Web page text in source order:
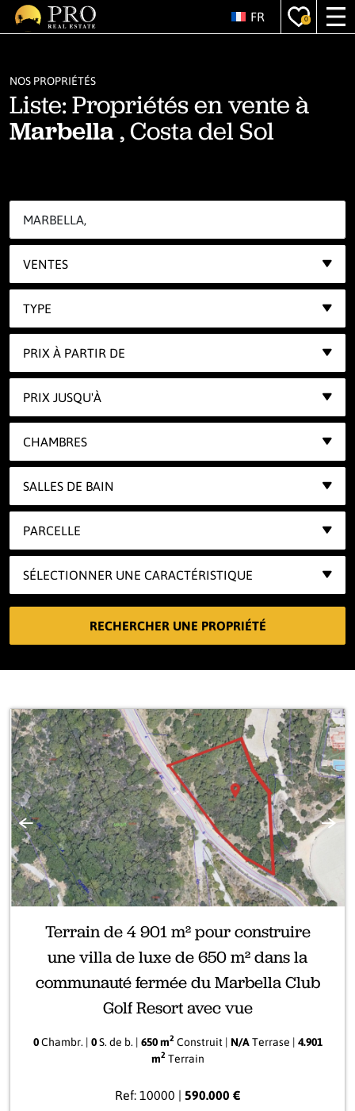
FR 0
NOS PROPRIÉTÉS
Liste: Propriétés en vente à
Marbella , Costa del Sol
VENTES
TYPE
PRIX À PARTIR DE
RECHERCHER UNE PROPRIÉTÉ
PRIX JUSQU'À
CHAMBRES
SALLES DE BAIN
PARCELLE
SÉLECTIONNER UNE CARACTÉRISTIQUE
Précédente
Terrain de 4 901 m² pour construire
une villa de luxe de 650 m² dans la
communauté fermée du Marbella Club
Golf Resort avec vue
0Chambr. | 0S. de b. | 650 m2Construit | N/ATerrase | 4.901
m2Terrain
Ref: 10000 | 590.000 €